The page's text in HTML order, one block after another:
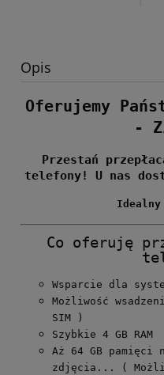
Opis
Oferujemy
-
Przestań
telefony! U nas
Co oferuję
Wsparcie dla
Możliwość
SIM )
Szybkie 4 GB RAM
Aż 64 GB
zdjęcia... (